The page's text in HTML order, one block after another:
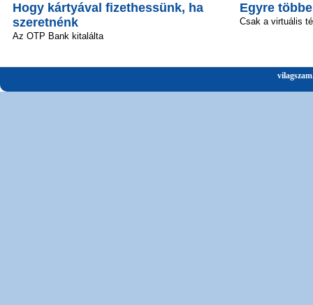
Hogy kártyával fizethessünk, ha
szeretnénk
Az OTP Bank kitalálta
Egyre
Csak a virtuális